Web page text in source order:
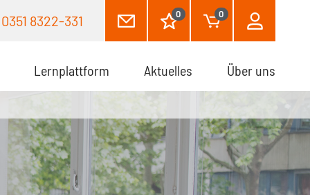
0351 8322-331 0 0
Lernplattform Aktuelles Über uns